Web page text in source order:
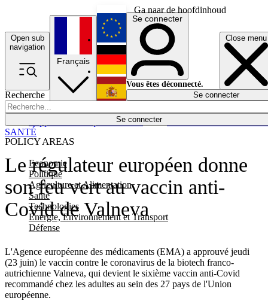
Ga naar de hoofdinhoud
Open sub
navigation
Close menu
Recherche
Se connecter
POLICY AREAS
Economie
Politique
Agriculture et Alimentation
Santé
Technologies
Energie, Environnement et Transport
Défense
Économie
Français
English
Deutsch
Español
Se connecter
Vous êtes déconnecté.
Se connecter
Le régulateur européen donne
son feu vert au vaccin anti-
Covid de Valneva
L'Agence européenne des médicaments (EMA) a approuvé jeudi
(23 juin) le vaccin contre le coronavirus de la biotech franco-
autrichienne Valneva, qui devient le sixième vaccin anti-Covid
recommandé chez les adultes au sein des 27 pays de l'Union
européenne.
SANTÉ